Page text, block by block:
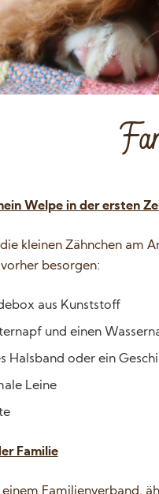
Welpe in der ersten
die kleinen Zähnchen am
besorgen:
aus Kunststoff
und einen
Halsband oder ein
Leine
Familie
Familienverband,